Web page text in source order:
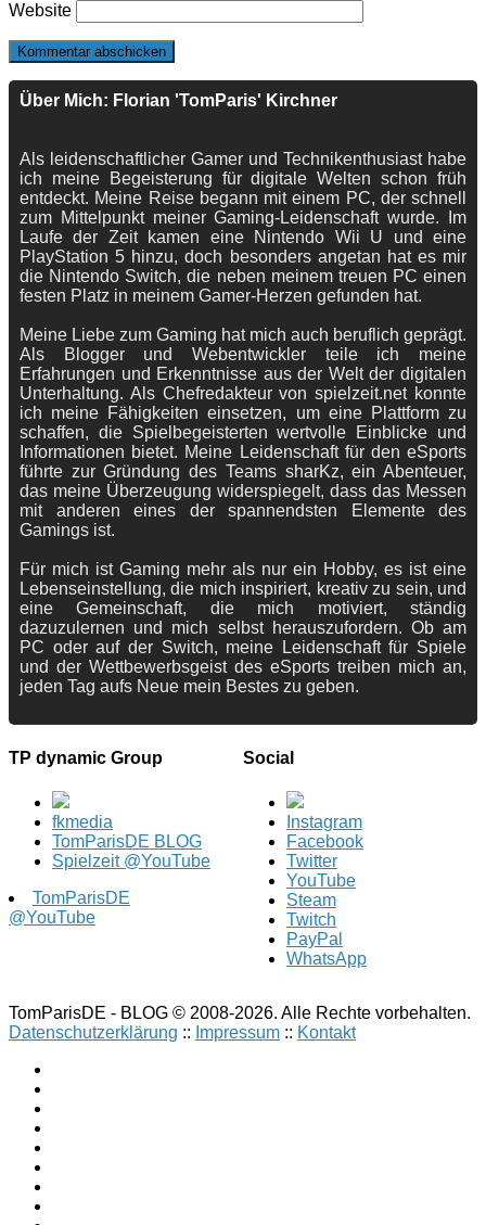
Website
Über Mich: Florian 'TomParis' Kirchner
Als leidenschaftlicher Gamer und Technikenthusiast habe
ich meine Begeisterung für digitale Welten schon früh
entdeckt. Meine Reise begann mit einem PC, der schnell
zum Mittelpunkt meiner Gaming-Leidenschaft wurde. Im
Laufe der Zeit kamen eine Nintendo Wii U und eine
PlayStation 5 hinzu, doch besonders angetan hat es mir
die Nintendo Switch, die neben meinem treuen PC einen
festen Platz in meinem Gamer-Herzen gefunden hat.
Meine Liebe zum Gaming hat mich auch beruflich geprägt.
Als Blogger und Webentwickler teile ich meine
Erfahrungen und Erkenntnisse aus der Welt der digitalen
Unterhaltung. Als Chefredakteur von spielzeit.net konnte
ich meine Fähigkeiten einsetzen, um eine Plattform zu
schaffen, die Spielbegeisterten wertvolle Einblicke und
Informationen bietet. Meine Leidenschaft für den eSports
führte zur Gründung des Teams sharKz, ein Abenteuer,
das meine Überzeugung widerspiegelt, dass das Messen
mit anderen eines der spannendsten Elemente des
Gamings ist.
Für mich ist Gaming mehr als nur ein Hobby, es ist eine
Lebenseinstellung, die mich inspiriert, kreativ zu sein, und
eine Gemeinschaft, die mich motiviert, ständig
dazuzulernen und mich selbst herauszufordern. Ob am
PC oder auf der Switch, meine Leidenschaft für Spiele
und der Wettbewerbsgeist des eSports treiben mich an,
jeden Tag aufs Neue mein Bestes zu geben.
TP dynamic Group
fkmedia
TomParisDE BLOG
Spielzeit @YouTube
TomParisDE
@YouTube
Social
Instagram
Facebook
Twitter
YouTube
Steam
Twitch
PayPal
WhatsApp
TomParisDE - BLOG © 2008-2026. Alle Rechte vorbehalten.
Datenschutzerklärung :: Impressum :: Kontakt